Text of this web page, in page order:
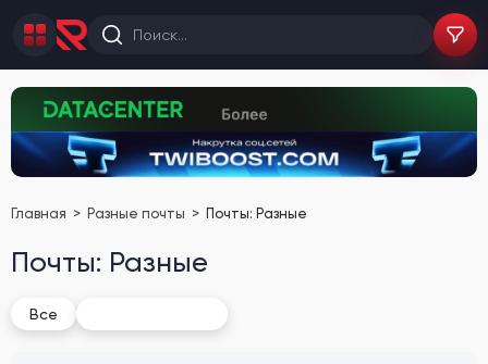
Главная Разные почты Почты: Разные
Почты: Разные
Все